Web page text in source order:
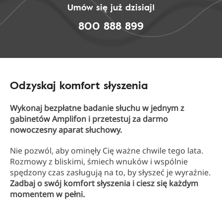
Umów się już dzisiaj!
800 888 899
Odzyskaj komfort słyszenia
Wykonaj bezpłatne badanie słuchu w jednym z
gabinetów Amplifon i przetestuj za darmo
nowoczesny aparat słuchowy.
Nie pozwól, aby ominęły Cię ważne chwile tego lata.
Rozmowy z bliskimi, śmiech wnuków i wspólnie
spędzony czas zasługują na to, by słyszeć je wyraźnie.
Zadbaj o swój komfort słyszenia i ciesz się każdym
momentem w pełni.